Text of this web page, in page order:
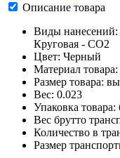
Описание товара
Виды нанесений:
Круговая - CO2
Цвет: Черный
Материал
Размер товара:
Вес: 0.023
Упаковка товара:
Вес брутто
Количество в
Размер